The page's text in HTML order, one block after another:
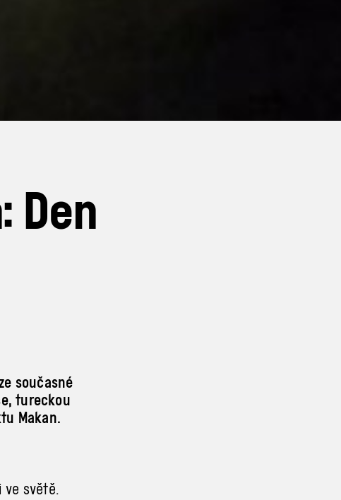
Den
současné
tureckou
Makan.
ve světě.